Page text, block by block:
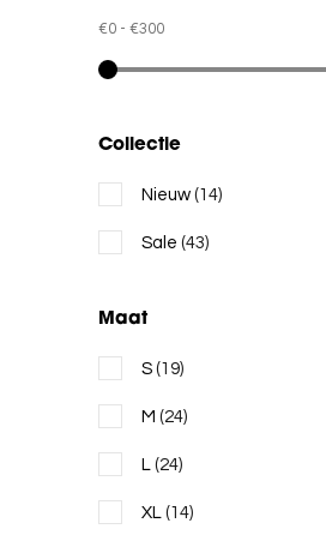
Jansen Amsterdam
LUJÉ
LaLotti
Neo Noir
No Man's Land
Oui
Rue de Femme
€0 - €300
Collectie
Nieuw (14)
Sale (43)
Maat
S (19)
M (24)
L (24)
XL (14)